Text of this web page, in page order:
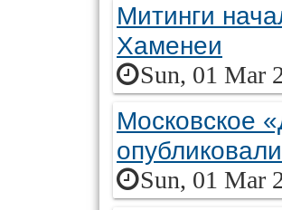
Митинги
Хаменеи
Sun, 01 Mar
Московское
Sun, 01 Mar